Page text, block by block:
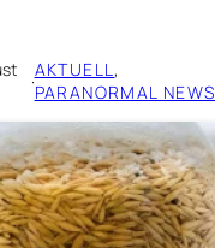
·AKTUELL
PARANORMAL NEWS